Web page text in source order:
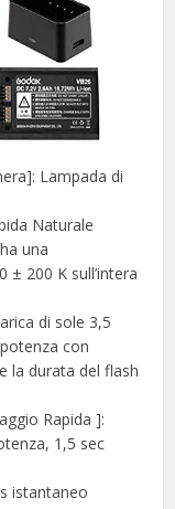
Lampada di
Naturale
una
200 K sull’intera
di sole 3,5
con
la durata del flash
Rapida ]:
1,5 sec
istantaneo